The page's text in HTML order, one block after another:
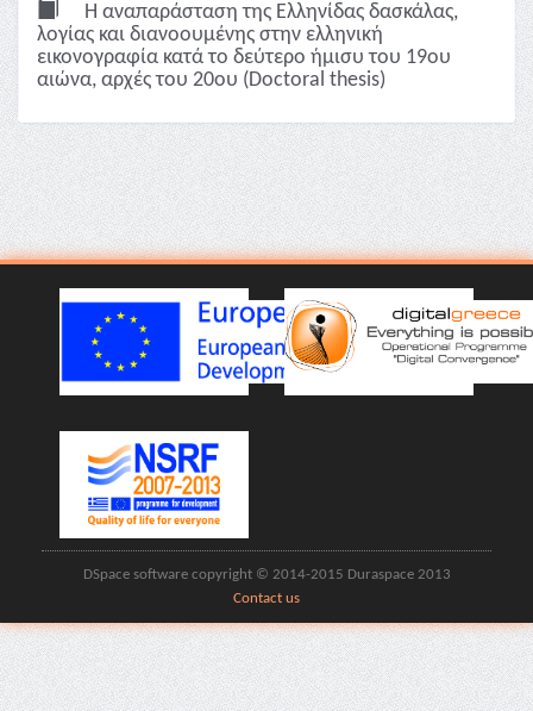
Η αναπαράσταση της Ελληνίδας δασκάλας,
λoγίας και διανοουμένης στην ελληνική
εικονογραφία κατά το δεύτερο ήμισυ του 19ου
αιώνα, αρχές του 20ου (Doctoral thesis)
DSpace software copyright © 2014-2015 Duraspace 2013
Contact us